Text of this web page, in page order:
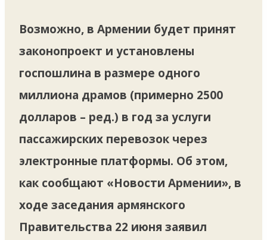
Возможно, в Армении будет принят
законопроект и установлены
госпошлина в размере одного
миллиона драмов (примерно 2500
долларов – ред.) в год за услуги
пассажирских перевозок через
электронные платформы. Об этом,
как сообщают «Новости Армении», в
ходе заседания армянского
Правительства 22 июня заявил